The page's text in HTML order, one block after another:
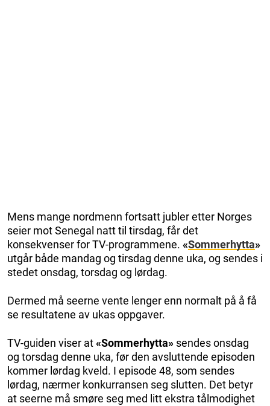
Mens mange nordmenn fortsatt jubler etter Norges
seier mot Senegal natt til tirsdag, får det
konsekvenser for TV-programmene. «Sommerhytta»
utgår både mandag og tirsdag denne uka, og sendes i
stedet onsdag, torsdag og lørdag.
Dermed må seerne vente lenger enn normalt på å få
se resultatene av ukas oppgaver.
TV-guiden viser at«Sommerhytta» sendes onsdag
og torsdag denne uka, før den avsluttende episoden
kommer lørdag kveld. I episode 48, som sendes
lørdag, nærmer konkurransen seg slutten. Det betyr
at seerne må smøre seg med litt ekstra tålmodighet